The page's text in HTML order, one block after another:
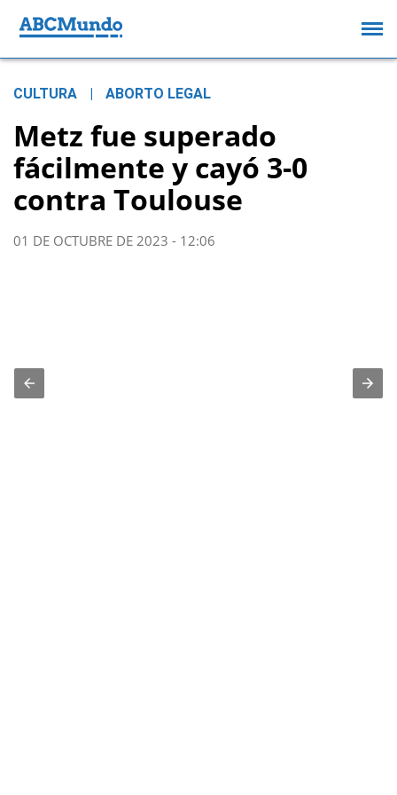
CULTURA ABORTO LEGAL
Metz fue superado
fácilmente y cayó 3-0
contra Toulouse
01 DE OCTUBRE DE 2023 - 12:06